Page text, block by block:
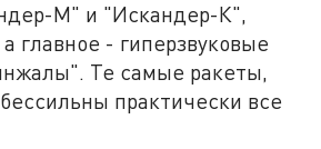
М" и "Искандер-К",
главное - гиперзвуковые
Те самые ракеты,
практически все